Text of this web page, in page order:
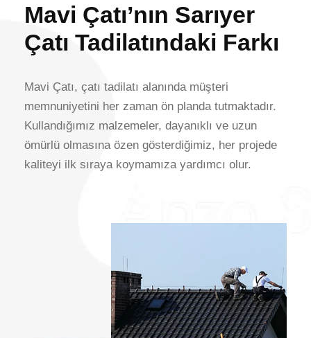
Mavi Çatı’nın Sarıyer
Çatı Tadilatındaki Farkı
Mavi Çatı, çatı tadilatı alanında müşteri
memnuniyetini her zaman ön planda tutmaktadır.
Kullandığımız malzemeler, dayanıklı ve uzun
ömürlü olmasına özen gösterdiğimiz, her projede
kaliteyi ilk sıraya koymamıza yardımcı olur.